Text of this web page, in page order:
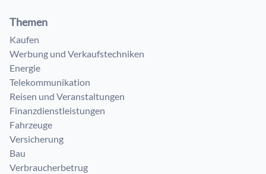
Themen
Kaufen
Werbung und Verkaufstechniken
Energie
Telekommunikation
Reisen und Veranstaltungen
Finanzdienstleistungen
Fahrzeuge
Versicherung
Bau
Verbraucherbetrug